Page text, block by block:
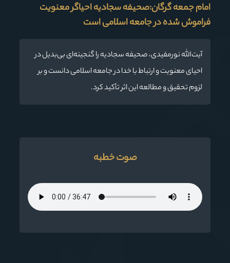
امام جمعه گرگان:صحیفه سجادیه احیاگر معنویت
فراموش شده در جامعه اسلامی است
آیت‌الله نورمفیدی، صحیفه سجادیه را گنجینه‌ای بی‌بدیل در
احیای معنویت و ارتباط با خدا در جامعه اسلامی دانست و بر
لزوم تحقیق و مطالعه این اثر تأکید کرد.
صوت خطبه